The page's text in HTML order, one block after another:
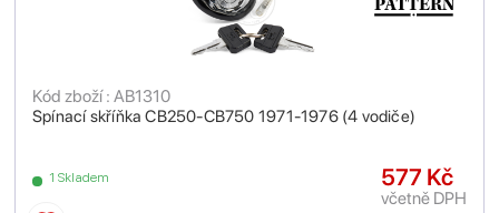
Spínací skříňka CB250-CB750 1971-1976 (4 vodiče)
Kód zboží : AB1310
1 Skladem 577 Kč
včetně DPH